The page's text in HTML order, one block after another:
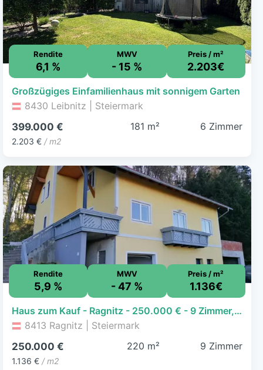
Rendite
6,1 %
MWV
- 15 %
Preis / m²
2.203€
Großzügiges Einfamilienhaus mit sonnigem Garten
8430 Leibnitz | Steiermark
399.000 €
2.203 € / m2
181 m² 6 Zimmer
Rendite
5,9 %
MWV
- 47 %
Preis / m²
1.136€
Haus zum Kauf - Ragnitz - 250.000 € - 9 Zimmer, 220 m², 754 m² Grundstück
8413 Ragnitz | Steiermark
250.000 €
1.136 € / m2
220 m² 9 Zimmer